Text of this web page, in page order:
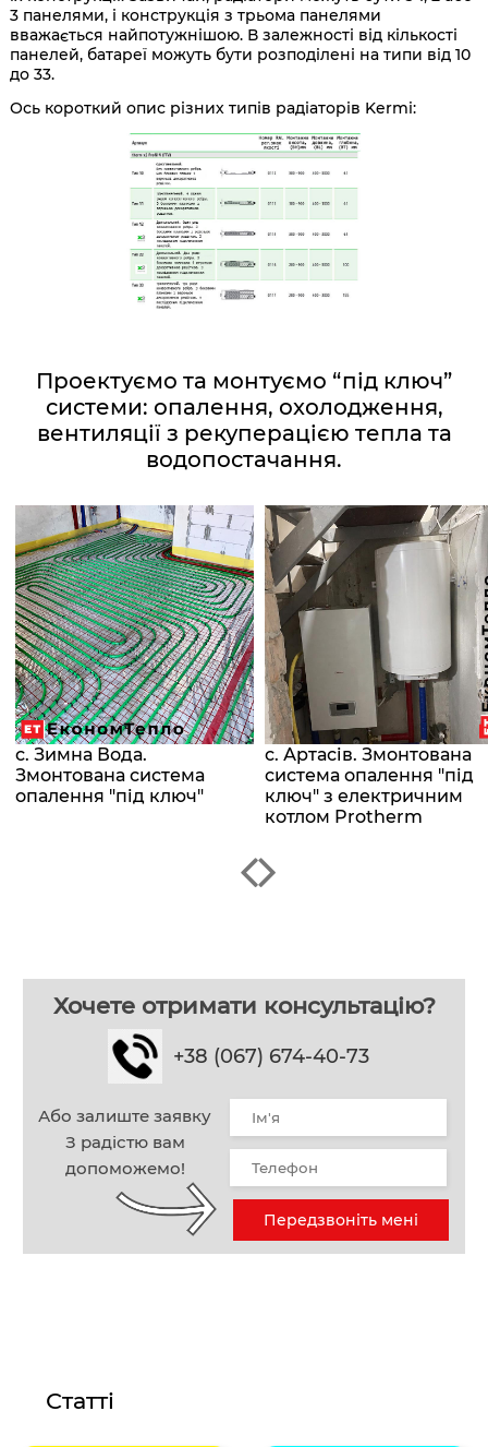
3 панелями, і конструкція з трьома панелями
вважається найпотужнішою. В залежності від кількості
панелей, батареї можуть бути розподілені на типи від 10
до 33.
Ось короткий опис різних типів радіаторів Kermi:
Проектуємо та монтуємо “під ключ”
системи: опалення, охолодження,
вентиляції з рекуперацією тепла та
водопостачання.
с. Зимна Вода.
Змонтована система
опалення "під ключ"
с. Артасів. Змонтована
система опалення "під
ключ" з електричним
котлом Protherm
Хочете отримати консультацію?
+38 (067) 674-40-73
Або залиште заявку
З радістю вам
допоможемо!
Передзвоніть мені
Статті